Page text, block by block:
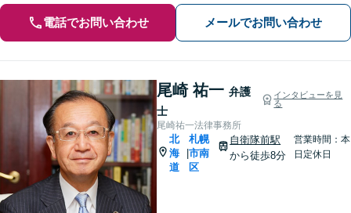
電話でお問い合わせ メールでお問い合わせ
尾崎 祐一 弁護
士
インタビューを見
る
尾崎祐一法律事務所
北
海
道
札幌
市南
区
自衛隊前駅
から徒歩8分
営業時間：本
日定休日